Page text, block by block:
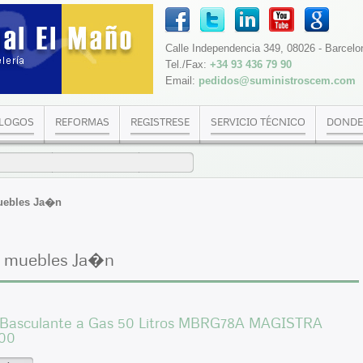
Calle Independencia 349, 08026 -
Tel./Fax: +34 93 436 79 90
Email: pedidos@suministroscem.com
REFORMAS REGISTRESE SERVICIO TÉCNICO
Ja�n
muebles Ja�n
a Gas 50 Litros MBRG78A MAGISTRA